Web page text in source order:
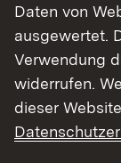
Daten von
ausgewertet.
Verwendung
widerrufen.
dieser